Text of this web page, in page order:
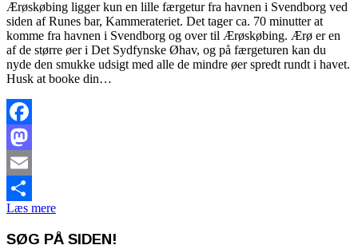
Ærøskøbing ligger kun en lille færgetur fra havnen i Svendborg ved
siden af Runes bar, Kammerateriet. Det tager ca. 70 minutter at
komme fra havnen i Svendborg og over til Ærøskøbing. Ærø er en
af de større øer i Det Sydfynske Øhav, og på færgeturen kan du
nyde den smukke udsigt med alle de mindre øer spredt rundt i havet.
Husk at booke din…
Facebook
Mastodon
Email
Share
Læs mere
SØG PÅ SIDEN!